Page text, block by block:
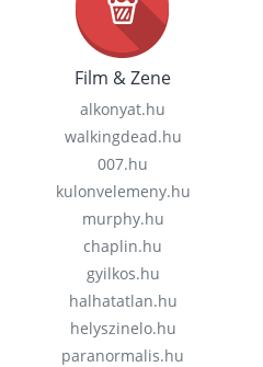
Film & Zene
alkonyat.hu
walkingdead.hu
007.hu
kulonvelemeny.hu
murphy.hu
chaplin.hu
gyilkos.hu
halhatatlan.hu
helyszinelo.hu
paranormalis.hu